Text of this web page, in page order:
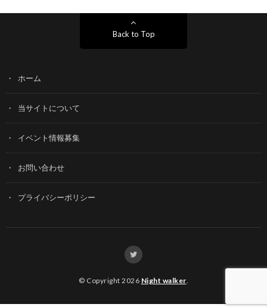
Back to Top
ホーム
当サイトについて
イベント情報募集
お問い合わせ
プライバシーポリシー
© Copyright 2026 Night walker.